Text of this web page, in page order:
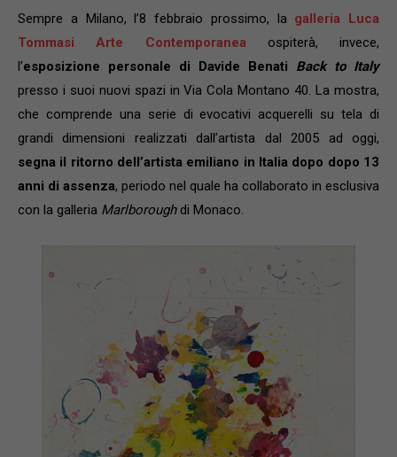
Sempre a Milano, l’8 febbraio prossimo, la galleria Luca
Tommasi Arte Contemporanea
ospiterà, invece,
l’esposizione personale di Davide Benati Back to Italy
presso i suoi nuovi spazi in Via Cola Montano 40. La mostra,
che comprende una serie di evocativi acquerelli su tela di
grandi dimensioni realizzati dall’artista dal 2005 ad oggi,
segna il ritorno dell’artista emiliano in Italia dopo dopo 13
anni di assenza, periodo nel quale ha collaborato in esclusiva
con la galleria Marlboroughdi Monaco.